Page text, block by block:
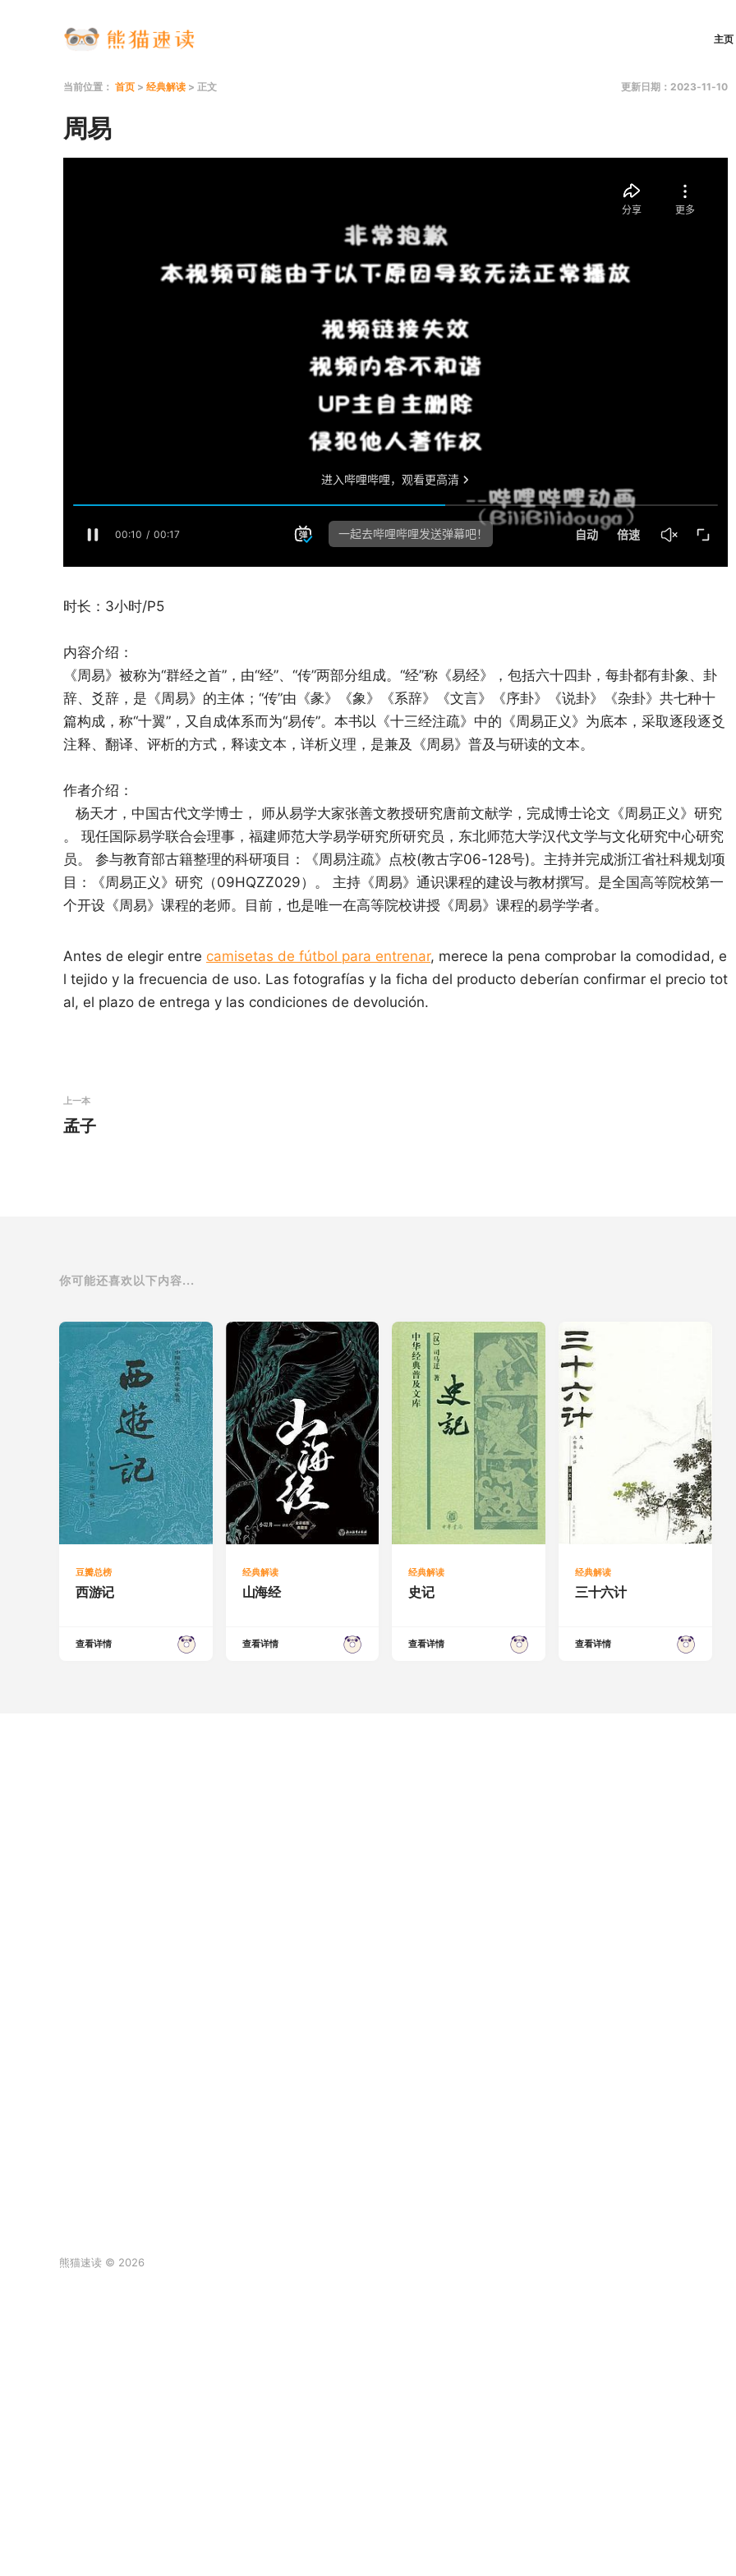
主页
当前位置： 首页 > 经典解读 > 正文 更新日期：2023-11-10
周易
时长：3小时/P5
内容介绍：
《周易》被称为“群经之首”，由“经”、“传”两部分组成。“经”称《易经》，包括六十四卦，每卦都有卦象、卦
辞、爻辞，是《周易》的主体；“传”由《彖》《象》《系辞》《文言》《序卦》《说卦》《杂卦》共七种十
篇构成，称“十翼”，又自成体系而为“易传”。本书以《十三经注疏》中的《周易正义》为底本，采取逐段逐爻
注释、翻译、评析的方式，释读文本，详析义理，是兼及《周易》普及与研读的文本。
作者介绍：
杨天才，中国古代文学博士， 师从易学大家张善文教授研究唐前文献学，完成博士论文《周易正义》研究
。 现任国际易学联合会理事，福建师范大学易学研究所研究员，东北师范大学汉代文学与文化研究中心研究
员。 参与教育部古籍整理的科研项目：《周易注疏》点校(教古字06-128号)。主持并完成浙江省社科规划项
目：《周易正义》研究（09HQZZ029）。 主持《周易》通识课程的建设与教材撰写。是全国高等院校第一
个开设《周易》课程的老师。目前，也是唯一在高等院校讲授《周易》课程的易学学者。
Antes de elegir entre camisetas de fútbol para entrenar, merece la pena comprobar la comodidad, e
l tejido y la frecuencia de uso. Las fotografías y la ficha del producto deberían confirmar el precio tot
al, el plazo de entrega y las condiciones de devolución.
上一本
孟子
你可能还喜欢以下内容...
豆瓣总榜
西游记
查看详情
经典解读
山海经
查看详情
经典解读
史记
查看详情
经典解读
三十六计
查看详情
熊猫速读 © 2026